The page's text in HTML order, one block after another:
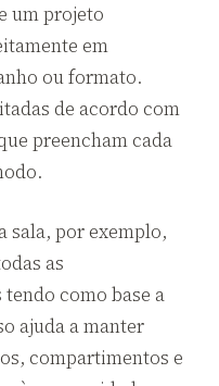
um projeto
em
ou formato.
de acordo com
preencham cada
sala, por exemplo,
as
como base a
ajuda a manter
compartimentos e